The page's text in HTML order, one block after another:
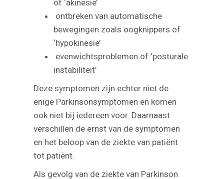
of ‘akinesie’
ontbreken van automatische
bewegingen zoals oogknippers of
‘hypokinesie’
evenwichtsproblemen of ‘posturale
instabiliteit’
Deze symptomen zijn echter niet de
enige Parkinsonsymptomen en komen
ook niet bij iedereen voor. Daarnaast
verschillen de ernst van de symptomen
en het beloop van de ziekte van patiënt
tot patiënt.
Als gevolg van de ziekte van Parkinson